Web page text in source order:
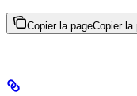
Copier la pageCopier la